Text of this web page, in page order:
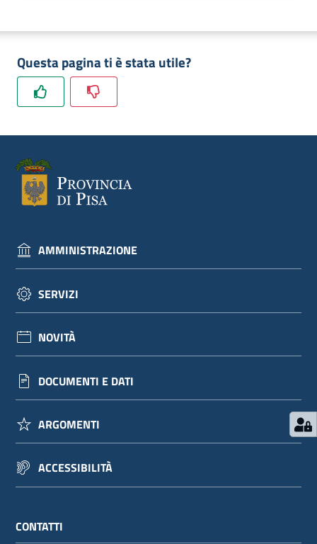
Seguici
su
Questa pagina ti è stata utile?
AMMINISTRAZIONE
SERVIZI
NOVITÀ
DOCUMENTI E DATI
ARGOMENTI
ACCESSIBILITÀ
CONTATTI